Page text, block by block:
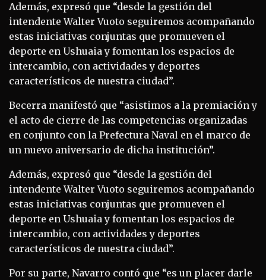
Además, expresó que “desde la gestión del
intendente Walter Vuoto seguiremos acompañando
estas iniciativas conjuntas que promueven el
deporte en Ushuaia y fomentan los espacios de
intercambio, con actividades y deportes
característicos de nuestra ciudad”.
Becerra manifestó que “asistimos a la premiación y
el acto de cierre de las competencias organizadas
en conjunto con la Prefectura Naval en el marco de
un nuevo aniversario de dicha institución”.
Además, expresó que “desde la gestión del
intendente Walter Vuoto seguiremos acompañando
estas iniciativas conjuntas que promueven el
deporte en Ushuaia y fomentan los espacios de
intercambio, con actividades y deportes
característicos de nuestra ciudad”.
Por su parte, Navarro contó que “es un placer darle